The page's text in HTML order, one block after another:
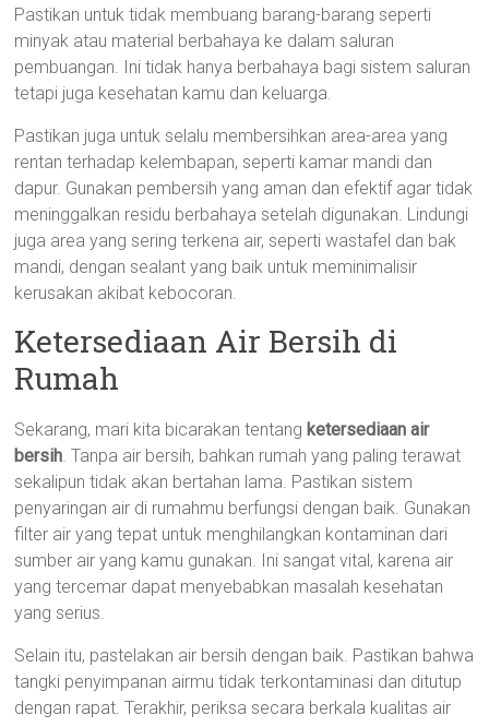
Pastikan untuk tidak membuang barang-barang seperti
minyak atau material berbahaya ke dalam saluran
pembuangan. Ini tidak hanya berbahaya bagi sistem saluran
tetapi juga kesehatan kamu dan keluarga.
Pastikan juga untuk selalu membersihkan area-area yang
rentan terhadap kelembapan, seperti kamar mandi dan
dapur. Gunakan pembersih yang aman dan efektif agar tidak
meninggalkan residu berbahaya setelah digunakan. Lindungi
juga area yang sering terkena air, seperti wastafel dan bak
mandi, dengan sealant yang baik untuk meminimalisir
kerusakan akibat kebocoran.
Ketersediaan Air Bersih di
Rumah
Sekarang, mari kita bicarakan tentang ketersediaan air
bersih. Tanpa air bersih, bahkan rumah yang paling terawat
sekalipun tidak akan bertahan lama. Pastikan sistem
penyaringan air di rumahmu berfungsi dengan baik. Gunakan
filter air yang tepat untuk menghilangkan kontaminan dari
sumber air yang kamu gunakan. Ini sangat vital, karena air
yang tercemar dapat menyebabkan masalah kesehatan
yang serius.
Selain itu, pastelakan air bersih dengan baik. Pastikan bahwa
tangki penyimpanan airmu tidak terkontaminasi dan ditutup
dengan rapat. Terakhir, periksa secara berkala kualitas air